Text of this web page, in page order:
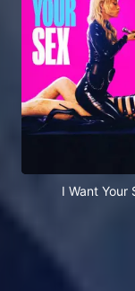
I Want Your